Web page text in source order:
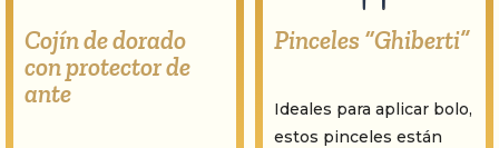
Cojín de dorado
con protector de
ante
Pinceles “Ghiberti”
Ideales para aplicar bolo,
estos pinceles están